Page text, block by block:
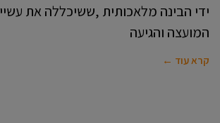
ידי הבינה מלאכותית ,ששיכללה את
המועצה והגיעה
קרא עוד ←